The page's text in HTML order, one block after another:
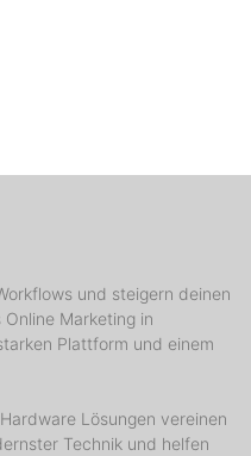
und steigern deinen
Marketing in
Plattform und einem
Lösungen vereinen
Technik und helfen